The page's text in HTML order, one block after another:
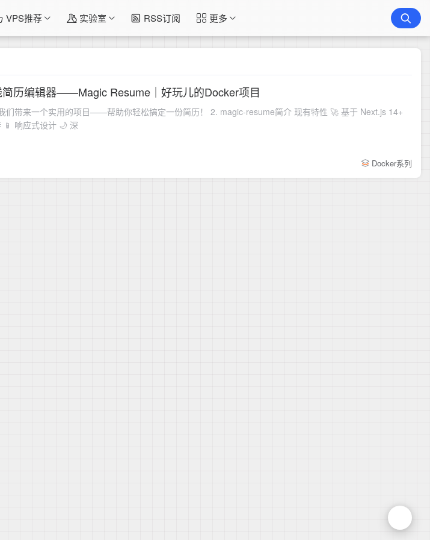
VPS推荐 实验室 RSS订阅 更多
历编辑器——Magic Resume｜好玩儿的Docker项目
们带来一个实用的项目——帮助你轻松搞定一份简历！ 2. magic-resume简介 现有特性 🚀 基于 Next.js 14+
响应式设计 🌙 深
Docker系列